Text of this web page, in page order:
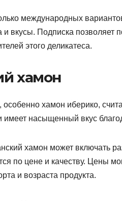
международных
и вкусы. Подписка позволяет
этого деликатеса.
хамон
особенно хамон иберико,
имеет насыщенный вкус
хамон может включать
по цене и качеству. Цены
и возраста продукта.